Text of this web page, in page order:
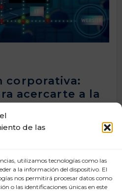
de las
utilizamos tecnologías como las
a la información del dispositivo. El
nos permitirá procesar datos como
o las identificaciones únicas en este
corporativa:
acercarte a la
(ni puede) ofrecerte la clave
sí una serie de consejos
global marcado por la
que captar la atención de